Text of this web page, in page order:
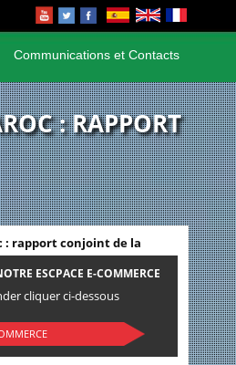
Communications et Contacts
: RAPPORT
: rapport conjoint de la
ESCPACE E-COMMERCE
cliquer ci-dessous